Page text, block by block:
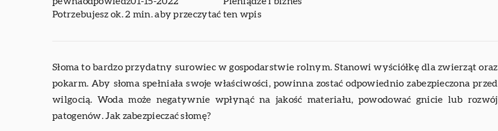
Potrzebujesz ok. 2 min. aby przeczytać ten wpis
Słoma to bardzo przydatny surowiec w gospodarstwie rolnym. Stanowi wyściółkę dla zwierząt oraz
pokarm. Aby słoma spełniała swoje właściwości, powinna zostać odpowiednio zabezpieczona przed
wilgocią. Woda może negatywnie wpłynąć na jakość materiału, powodować gnicie lub rozwój
patogenów. Jak zabezpieczać słomę?